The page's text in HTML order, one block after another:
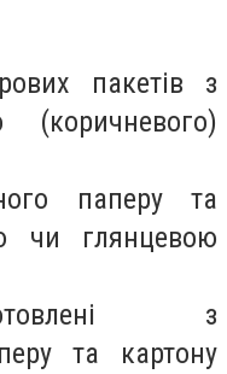
пакетів з
паперу та
чи глянцевою
з
та картону